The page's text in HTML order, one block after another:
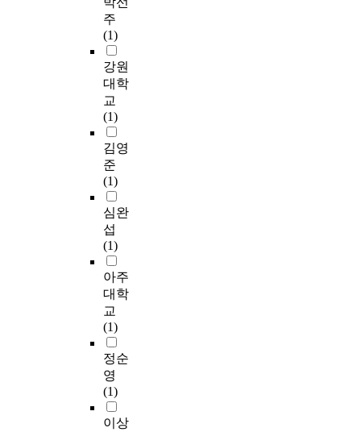
주
(1)
강원
대학
교
(1)
김영
준
(1)
심완
섭
(1)
아주
대학
교
(1)
정순
영
(1)
이상